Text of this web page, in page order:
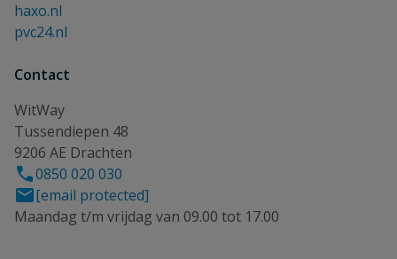
haxo.nl
pvc24.nl
Contact
WitWay
Tussendiepen 48
9206 AE Drachten
0850 020 030
[email protected]
Maandag t/m vrijdag van 09.00 tot 17.00